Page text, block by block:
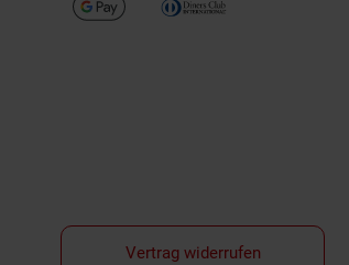
Vertrag widerrufen